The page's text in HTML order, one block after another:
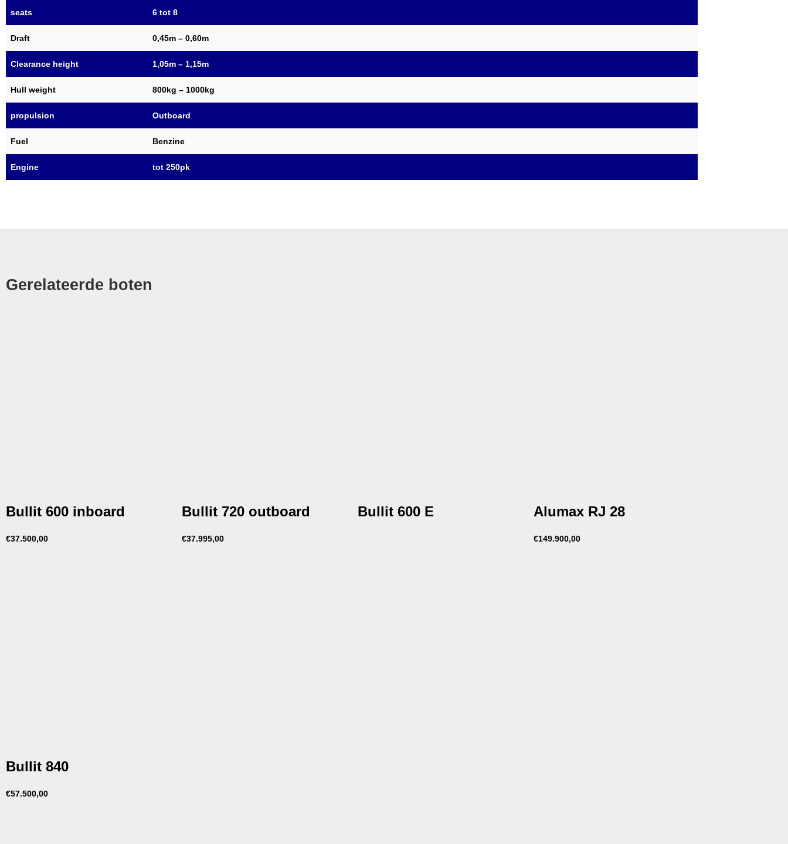
seats 6 tot 8
Draft 0,45m – 0,60m
Clearance height 1,05m – 1,15m
Hull weight 800kg – 1000kg
propulsion Outboard
Fuel Benzine
Engine tot 250pk
Gerelateerde boten
Bullit 600 inboard
€37.500,00
Bullit 720 outboard
€37.995,00
Bullit 600 E Alumax RJ 28
€149.900,00
Bullit 840
€57.500,00